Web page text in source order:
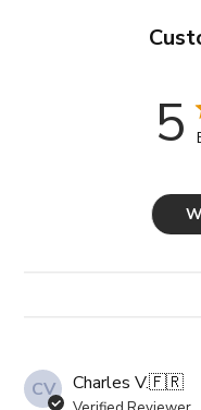
5
CV Charles V.🇫🇷